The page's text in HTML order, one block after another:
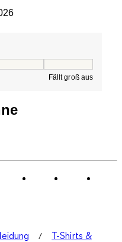
Fällt groß aus
T-Shirts &